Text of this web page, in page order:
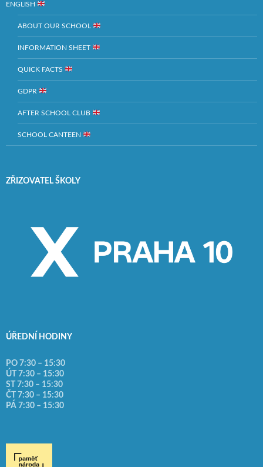
ENGLISH
ABOUT OUR SCHOOL
INFORMATION SHEET
QUICK FACTS
GDPR
AFTER SCHOOL CLUB
SCHOOL CANTEEN
ZŘIZOVATEL ŠKOLY
ÚŘEDNÍ HODINY
PO 7:30 – 15:30
ÚT 7:30 – 15:30
ST 7:30 – 15:30
ČT 7:30 – 15:30
PÁ 7:30 – 15:30